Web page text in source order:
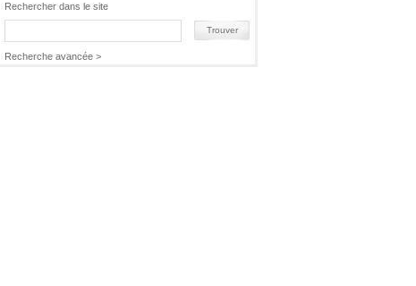
Rechercher dans le site
Trouver
Recherche avancée >